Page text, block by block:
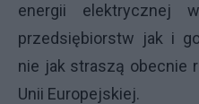
energii elektrycznej
przedsiębiorstw jak i
nie jak straszą obecnie
Unii Europejskiej.